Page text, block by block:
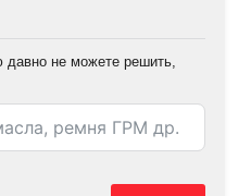
давно не можете решить,